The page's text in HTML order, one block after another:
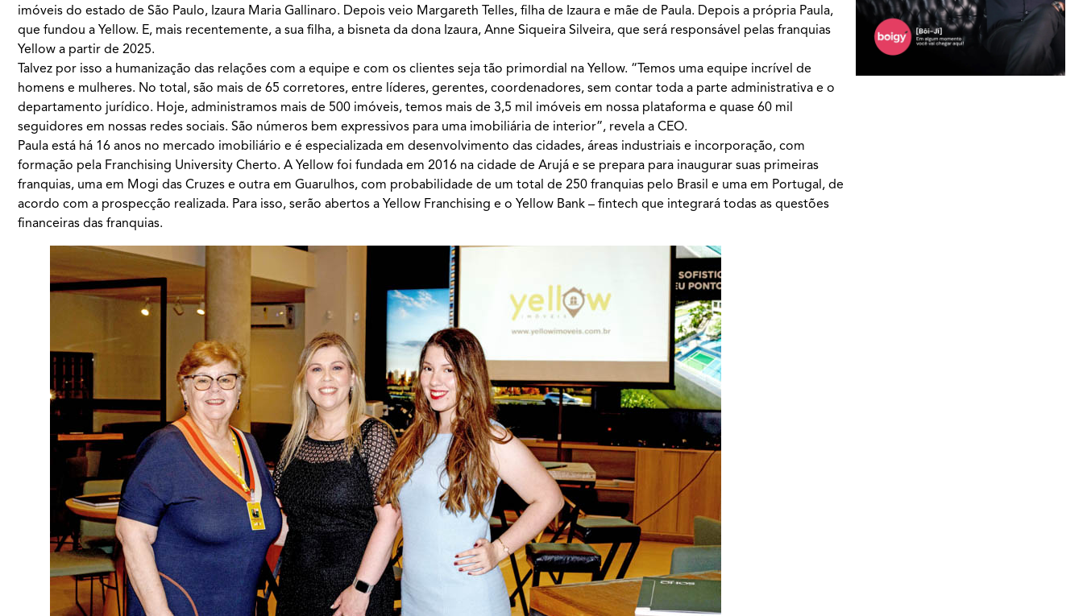
imóveis do estado de São Paulo, Izaura Maria Gallinaro. Depois veio Margareth Telles, filha de Izaura e mãe de Paula. Depois a própria Paula,
que fundou a Yellow. E, mais recentemente, a sua filha, a bisneta da dona Izaura, Anne Siqueira Silveira, que será responsável pelas franquias
Yellow a partir de 2025.
Talvez por isso a humanização das relações com a equipe e com os clientes seja tão primordial na Yellow. “Temos uma equipe incrível de
homens e mulheres. No total, são mais de 65 corretores, entre líderes, gerentes, coordenadores, sem contar toda a parte administrativa e o
departamento jurídico. Hoje, administramos mais de 500 imóveis, temos mais de 3,5 mil imóveis em nossa plataforma e quase 60 mil
seguidores em nossas redes sociais. São números bem expressivos para uma imobiliária de interior”, revela a CEO.
Paula está há 16 anos no mercado imobiliário e é especializada em desenvolvimento das cidades, áreas industriais e incorporação, com
formação pela Franchising University Cherto. A Yellow foi fundada em 2016 na cidade de Arujá e se prepara para inaugurar suas primeiras
franquias, uma em Mogi das Cruzes e outra em Guarulhos, com probabilidade de um total de 250 franquias pelo Brasil e uma em Portugal, de
acordo com a prospecção realizada. Para isso, serão abertos a Yellow Franchising e o Yellow Bank – fintech que integrará todas as questões
financeiras das franquias.